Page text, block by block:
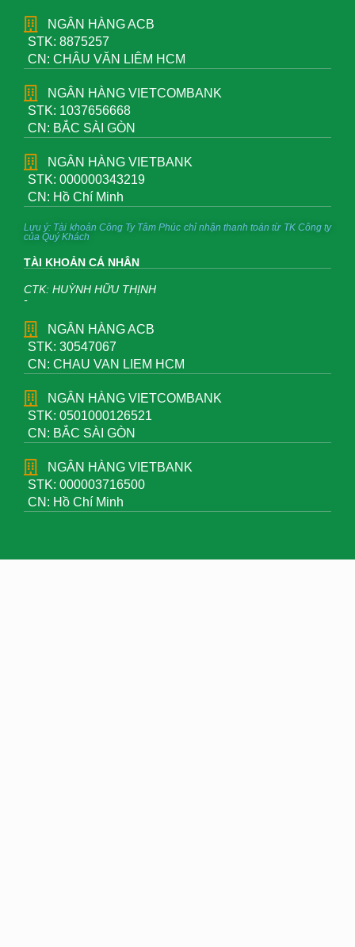
NGÂN HÀNG ACB
STK: 8875257
CN: CHÂU VĂN LIÊM HCM
NGÂN HÀNG VIETCOMBANK
STK: 1037656668
CN: BẮC SÀI GÒN
NGÂN HÀNG VIETBANK
STK: 000000343219
CN: Hồ Chí Minh
Lưu ý: Tài khoản Công Ty Tâm Phúc chỉ nhận thanh toán từ TK Công ty
của Quý Khách
TÀI KHOẢN CÁ NHÂN
CTK: HUỲNH HỮU THỊNH
-
NGÂN HÀNG ACB
STK: 30547067
CN: CHAU VAN LIEM HCM
NGÂN HÀNG VIETCOMBANK
STK: 0501000126521
CN: BẮC SÀI GÒN
NGÂN HÀNG VIETBANK
STK: 000003716500
CN: Hồ Chí Minh